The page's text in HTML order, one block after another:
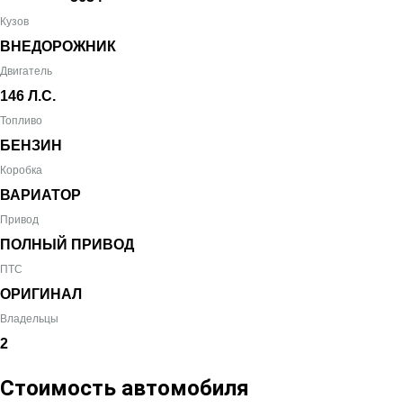
Кузов
ВНЕДОРОЖНИК
Двигатель
146 Л.С.
Топливо
БЕНЗИН
Коробка
ВАРИАТОР
Привод
ПОЛНЫЙ ПРИВОД
ПТС
ОРИГИНАЛ
Владельцы
2
Стоимость автомобиля